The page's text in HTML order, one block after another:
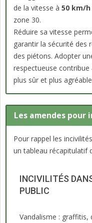
de la vitesse à 50 km/
zone 30.
Réduire sa vitesse
garantir la sécurité des
des piétons. Adopter
respectueuse
plus sûr et plus
Les amendes pour
Pour rappel les
un tableau récapitulatif
INCIVILITÉS
PUBLIC
Vandalisme :